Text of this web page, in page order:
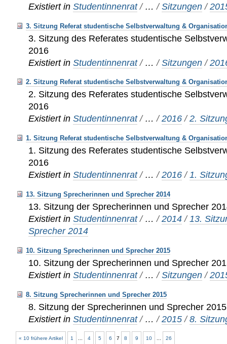
Existiert in Studentinnenrat / …/Sitzungen /
3. Sitzung Referat studentische Selbstverwaltung &
3. Sitzung des Referates studentische
2016
Existiert in Studentinnenrat / …/Sitzungen /
2. Sitzung Referat studentische Selbstverwaltung &
2. Sitzung des Referates studentische
2016
Existiert in Studentinnenrat / …/2016 /2.
1. Sitzung Referat studentische Selbstverwaltung &
1. Sitzung des Referates studentische
2016
Existiert in Studentinnenrat / …/2016 /1.
13. Sitzung Sprecherinnen und Sprecher 2014
13. Sitzung der Sprecherinnen und Sprecher
Existiert in Studentinnenrat / …/2014 / 13.
Sprecher 2014
10. Sitzung Sprecherinnen und Sprecher 2015
10. Sitzung der Sprecherinnen und Sprecher
Existiert in Studentinnenrat / …/Sitzungen /
8. Sitzung Sprecherinnen und Sprecher 2015
8. Sitzung der Sprecherinnen und Sprecher 2015
Existiert in Studentinnenrat / …/2015 /8.
« 10 frühere Artikel 1 4 5 6 7 8 9 10 26